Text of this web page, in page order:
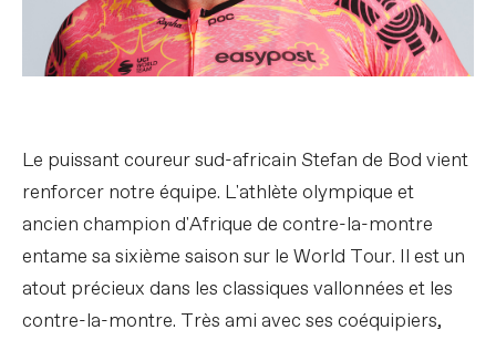
Le puissant coureur sud-africain Stefan de Bod vient
renforcer notre équipe. L'athlète olympique et
ancien champion d'Afrique de contre-la-montre
entame sa sixième saison sur le World Tour. Il est un
atout précieux dans les classiques vallonnées et les
contre-la-montre. Très ami avec ses coéquipiers,